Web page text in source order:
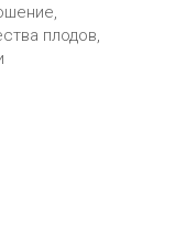
плодов,